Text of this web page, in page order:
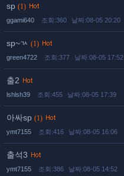
sp (1)
ggami640 조회:360 날짜:08-05 20:20
sp~ㄳ (1)
green4722 조회:377 날짜:08-05 17:52
출2
lshlsh39 조회:455 날짜:08-05 17:39
아싸sp (1)
ymt7155 조회:416 날짜:08-05 16:06
출석3
ymt7155 조회:386 날짜:08-05 14:52